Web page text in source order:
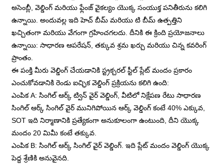
అసెంబ్లీ, వెల్డింగ్ మరియు ఫ్లేంజ్ వైకల్యం యొక్క సంయుక్త పనితీరును కలిగి
ఉన్నాయి. అందువల్ల ఇది హెచ్ బీమ్ మరియు టి బీమ్ ఉత్పత్తిని
ఖచ్చితంగా మరియు వేగంగా గ్రహించగలదు. దీనికి ఈ క్రింది ప్రయోజనాలు
ఉన్నాయి: సాధారణ ఆపరేషన్, తక్కువ శ్రమ ఖర్చు మరియు చిన్న కవరింగ్
ప్రాంతం.
ఈ పంక్తి మీరు వెల్డింగ్ చేయడానికి స్ట్రక్చరల్ స్టీల్ ప్లేట్ మందం ప్రకారం
ఎంచుకోవడానికి రెండు ఐచ్ఛిక వెల్డింగ్ ప్రక్రియను కలిగి ఉంది:
ఎంపిక A: సింగిల్ ఆర్క్ ట్విన్ వైర్ వెల్డింగ్, వీటిలో నిక్షేపణ రేటు సాధారణ
సింగిల్ ఆర్క్ సింగిల్ వైర్ మునిగిపోయిన ఆర్క్ వెల్డింగ్ కంటే 40% ఎక్కువ,
SOT ఇది నిర్మాణానికి ప్రత్యేకంగా అనుకూలంగా ఉంటుంది, దీని యొక్క
మందం 20 మిమీ కంటే తక్కువ.
ఎంపిక B: సింగిల్ ఆర్క్ సింగిల్ వైర్ వెల్డింగ్. ఇది ప్లేట్ మందం వెల్డింగ్ యొక్క
పెద్ద శ్రేణికి అనువైనది.